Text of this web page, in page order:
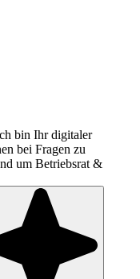
bin Ihr digitaler
bei Fragen zu
um Betriebsrat &